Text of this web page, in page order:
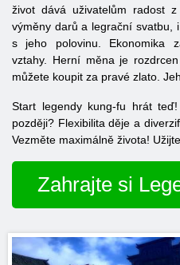
život dává uživatelům radost
výměny darů a legrační svatbu,
s jeho polovinu. Ekonomika
vztahy. Herní měna je
můžete koupit za pravé zlato.
Start legendy kung-fu hrát
později? Flexibilita děje a
Vezměte maximálně života!
Zahrajte si